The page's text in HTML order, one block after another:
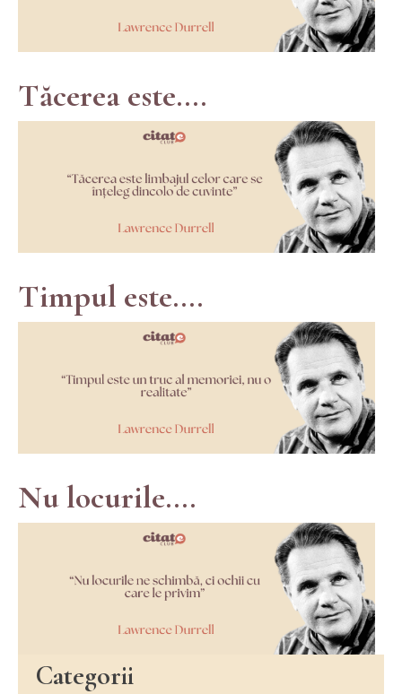
Tăcerea este....
Timpul este....
Nu locurile....
Categorii